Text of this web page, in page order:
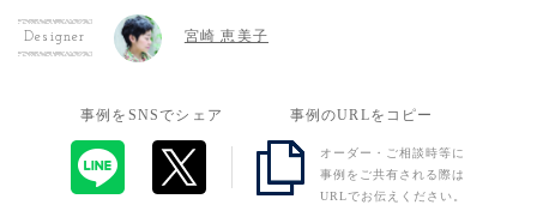
Designer 宮崎 恵美子
事例をSNSでシェア 事例のURLをコピー
オーダー・ご相談時等に
事例をご共有される際は
URLでお伝えください。